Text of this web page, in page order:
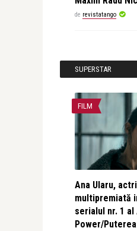
de revistatango
SUPERSTAR
FILM
Ana Ularu,
multipremiată
serialul nr. 1 al
Power/Puterea